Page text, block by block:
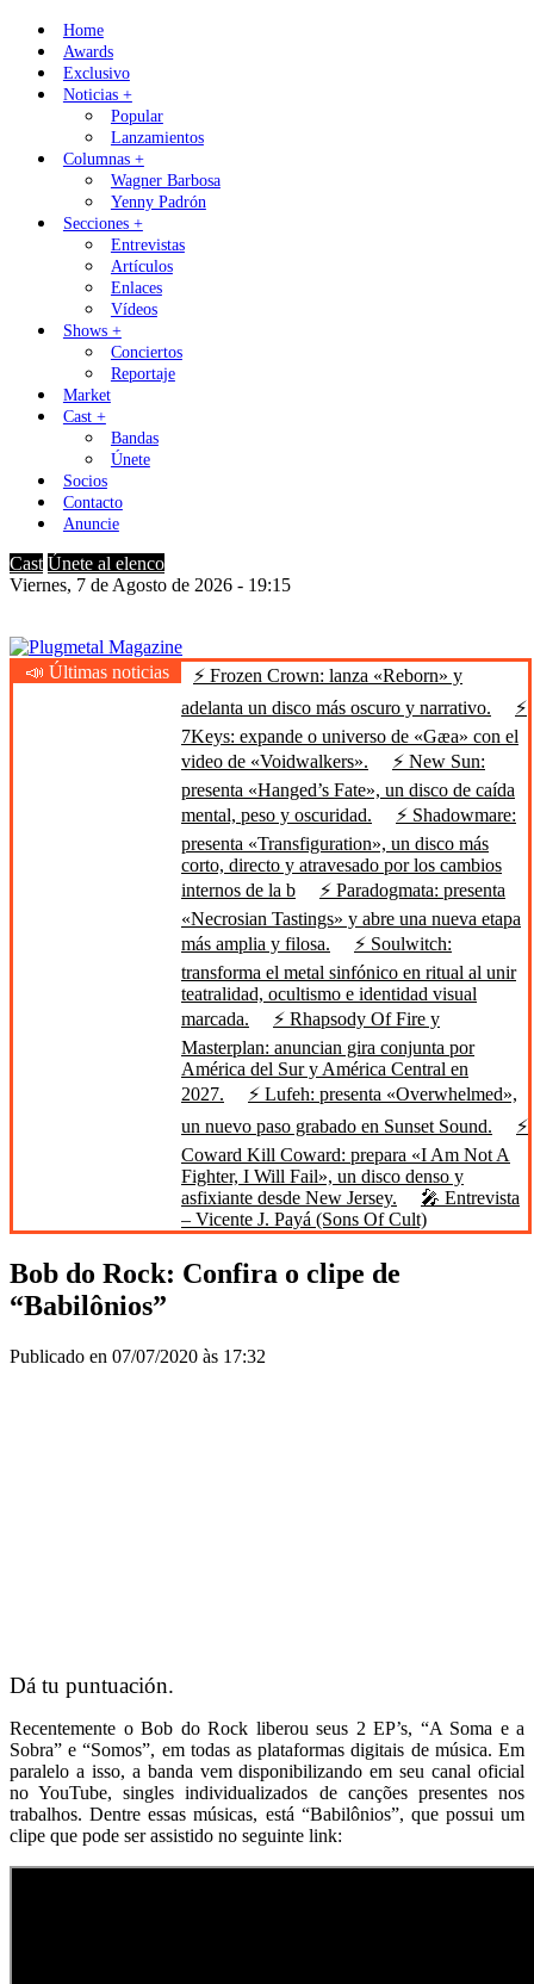
Skip
content
Home
Awards
Exclusivo
Noticias +
Popular
Lanzamientos
Columnas +
Wagner Barbosa
Yenny Padrón
Secciones +
Entrevistas
Artículos
Enlaces
Vídeos
Shows +
Conciertos
Reportaje
Market
Cast +
Bandas
Únete
Socios
Contacto
Anuncie
Cast Únete al elenco
Viernes, 7 de Agosto de 2026 - 19:15
Plugmetal Magazine
Heavy Metal is Life
📣 Últimas noticias
⚡ Frozen Crown: lanza «Reborn» y
adelanta un disco más oscuro y narrativo.
⚡
7Keys: expande o universo de «Gæa» con el
video de «Voidwalkers».
⚡ New Sun:
presenta «Hanged’s Fate», un disco de caída
mental, peso y oscuridad.
⚡ Shadowmare:
presenta «Transfiguration», un disco más
corto, directo y atravesado por los cambios
internos de la b
⚡ Paradogmata: presenta
«Necrosian Tastings» y abre una nueva etapa
más amplia y filosa.
⚡ Soulwitch:
transforma el metal sinfónico en ritual al unir
teatralidad, ocultismo e identidad visual
marcada.
⚡ Rhapsody Of Fire y
Masterplan: anuncian gira conjunta por
América del Sur y América Central en
2027.
⚡ Lufeh: presenta «Overwhelmed»,
un nuevo paso grabado en Sunset Sound.
⚡
Coward Kill Coward: prepara «I Am Not A
Fighter, I Will Fail», un disco denso y
asfixiante desde New Jersey.
🎤 Entrevista
– Vicente J. Payá (Sons Of Cult)
Bob do Rock: Confira o clipe de
“Babilônios”
Publicado en 07/07/2020 às 17:32
Dá tu puntuación.
Recentemente o Bob do Rock liberou seus 2 EP’s, “A Soma e a
Sobra” e “Somos”, em todas as plataformas digitais de música. Em
paralelo a isso, a banda vem disponibilizando em seu canal oficial
no YouTube, singles individualizados de canções presentes nos
trabalhos. Dentre essas músicas, está “Babilônios”, que possui um
clipe que pode ser assistido no seguinte link: